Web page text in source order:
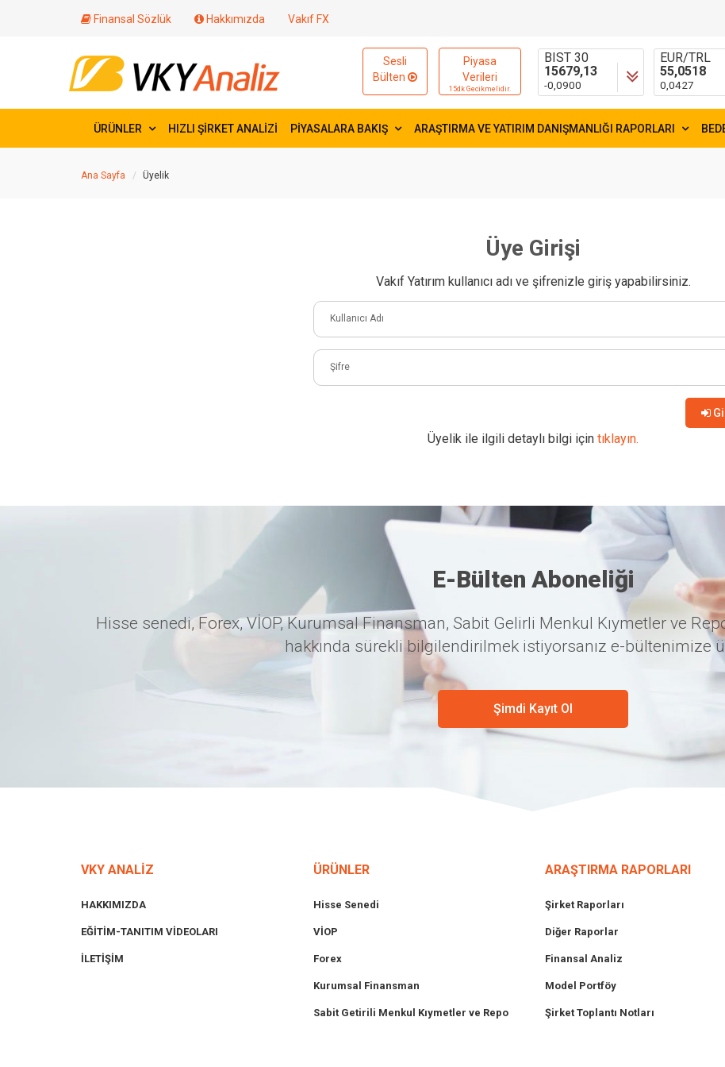
Finansal Sözlük Hakkımızda Vakıf FX
Sesli
Bülten
Piyasa
Verileri
15dk Gecikmelidir.
BIST 30
15679,13
-0,0900
41,54
EUR/TRL
55,0518
0,0427
6528,018
ÜRÜNLER HIZLI ŞİRKET ANALİZİ PİYASALARA BAKIŞ ARAŞTIRMA VE YATIRIM DANIŞMANLIĞI RAPORLARI
Ana Sayfa Üyelik
Üye Girişi
Vakıf Yatırım kullanıcı adı ve şifrenizle giriş yapabilirsiniz.
Üyelik ile ilgili detaylı bilgi için tıklayın.
E-Bülten Aboneliği
Hisse senedi, Forex, VİOP, Kurumsal Finansman, Sabit Gelirli Menkul Kıymetler ve
hakkında sürekli bilgilendirilmek istiyorsanız e-bültenimize
Şimdi Kayıt Ol
VKY ANALİZ
HAKKIMIZDA
EĞİTİM-TANITIM VİDEOLARI
İLETİŞİM
ÜRÜNLER
Hisse Senedi
VİOP
Forex
Kurumsal Finansman
Sabit Getirili Menkul Kıymetler ve Repo
ARAŞTIRMA RAPORLARI
Şirket Raporları
Diğer Raporlar
Finansal Analiz
Model Portföy
Şirket Toplantı Notları